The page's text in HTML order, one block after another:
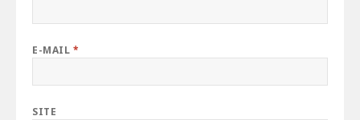
E-MAIL *
SITE